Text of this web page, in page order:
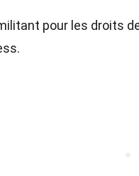
pour les droits